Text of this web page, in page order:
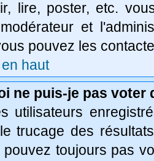
lire, poster, etc.
et
pouvez les
haut
ne puis-je pas voter
utilisateurs
trucage des
toujours pas